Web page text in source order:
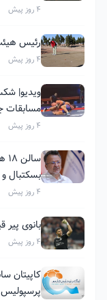
4 روز پیش
رئیس
4 روز پیش
ویدیو|
مسابقات
4 روز پیش
بسکتبال و
4 روز پیش
بانوی پیر
4 روز پیش
کاپیتان